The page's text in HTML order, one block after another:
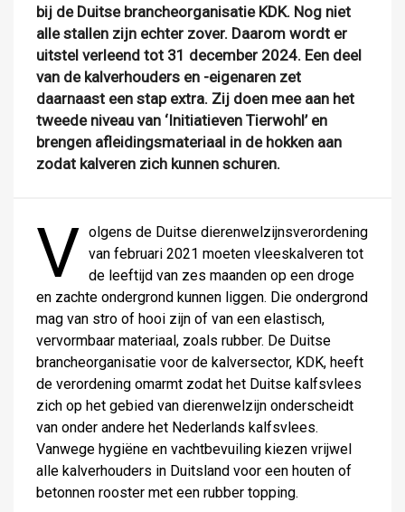
bij de Duitse brancheorganisatie KDK. Nog niet
alle stallen zijn echter zover. Daarom wordt er
uitstel verleend tot 31 december 2024. Een deel
van de kalverhouders en -eigenaren zet
daarnaast een stap extra. Zij doen mee aan het
tweede niveau van ‘Initiatieven Tierwohl’ en
brengen afleidingsmateriaal in de hokken aan
zodat kalveren zich kunnen schuren.
V olgens de Duitse dierenwelzijnsverordening
van februari 2021 moeten vleeskalveren tot
de leeftijd van zes maanden op een droge
en zachte ondergrond kunnen liggen. Die ondergrond
mag van stro of hooi zijn of van een elastisch,
vervormbaar materiaal, zoals rubber. De Duitse
brancheorganisatie voor de kalversector, KDK, heeft
de verordening omarmt zodat het Duitse kalfsvlees
zich op het gebied van dierenwelzijn onderscheidt
van onder andere het Nederlands kalfsvlees.
Vanwege hygiëne en vachtbevuiling kiezen vrijwel
alle kalverhouders in Duitsland voor een houten of
betonnen rooster met een rubber topping.